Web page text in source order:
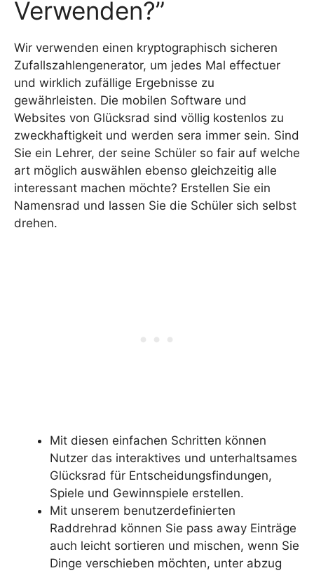
Verwenden?”
Wir verwenden einen kryptographisch sicheren
Zufallszahlengenerator, um jedes Mal effectuer
und wirklich zufällige Ergebnisse zu
gewährleisten. Die mobilen Software und
Websites von Glücksrad sind völlig kostenlos zu
zweckhaftigkeit und werden sera immer sein. Sind
Sie ein Lehrer, der seine Schüler so fair auf welche
art möglich auswählen ebenso gleichzeitig alle
interessant machen möchte? Erstellen Sie ein
Namensrad und lassen Sie die Schüler sich selbst
drehen.
Mit diesen einfachen Schritten können
Nutzer das interaktives und unterhaltsames
Glücksrad für Entscheidungsfindungen,
Spiele und Gewinnspiele erstellen.
Mit unserem benutzerdefinierten
Raddrehrad können Sie pass away Einträge
auch leicht sortieren und mischen, wenn Sie
Dinge verschieben möchten, unter abzug